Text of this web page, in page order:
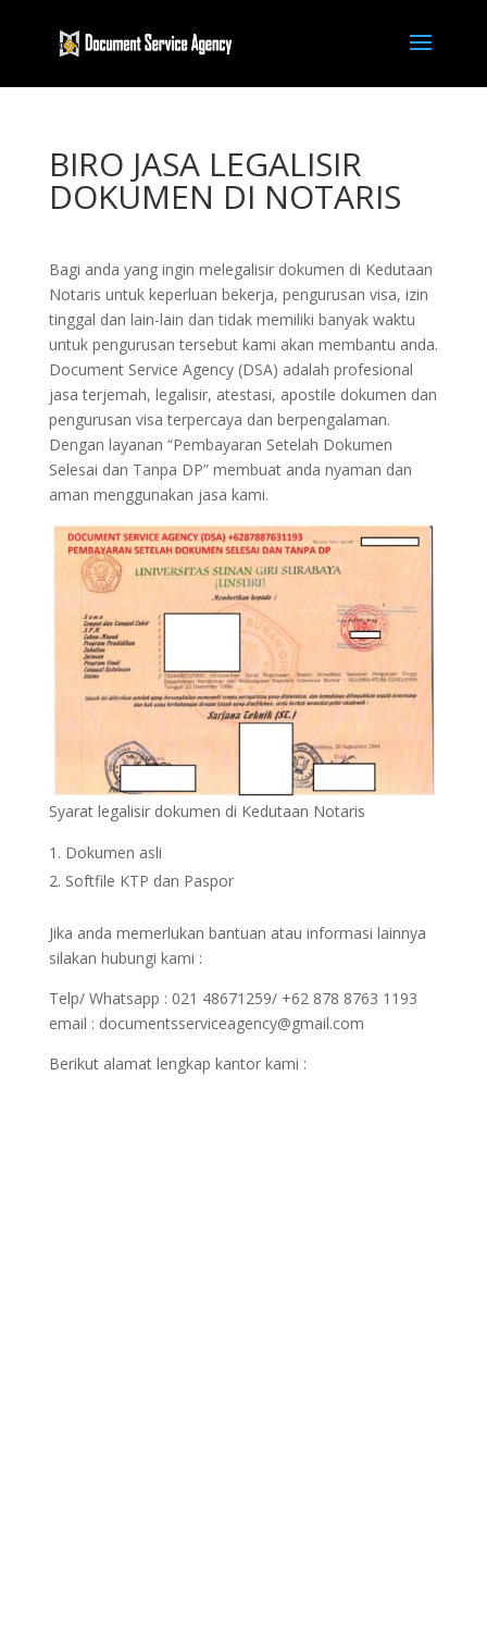
BIRO JASA LEGALISIR
DOKUMEN DI NOTARIS
Bagi anda yang ingin melegalisir dokumen di Kedutaan
Notaris untuk keperluan bekerja, pengurusan visa, izin
tinggal dan lain-lain dan tidak memiliki banyak waktu
untuk pengurusan tersebut kami akan membantu anda.
Document Service Agency (DSA) adalah profesional
jasa terjemah, legalisir, atestasi, apostile dokumen dan
pengurusan visa terpercaya dan berpengalaman.
Dengan layanan “Pembayaran Setelah Dokumen
Selesai dan Tanpa DP” membuat anda nyaman dan
aman menggunakan jasa kami.
Syarat legalisir dokumen di Kedutaan Notaris
Dokumen asli
Softfile KTP dan Paspor
Jika anda memerlukan bantuan atau informasi lainnya
silakan hubungi kami :
Telp/ Whatsapp : 021 48671259/ +62 878 8763 1193
email : documentsserviceagency@gmail.com
Berikut alamat lengkap kantor kami :